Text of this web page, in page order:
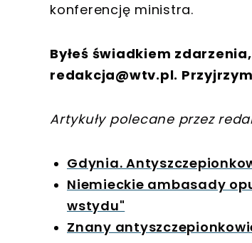
konferencję ministra.
Byłeś świadkiem
redakcja@wtv.pl.
Artykuły polecane przez
Gdynia.
Niemieckie ambasady
wstydu"
Znany